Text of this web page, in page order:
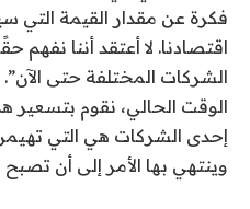
فكرة عن مقدار القيمة التي
اقتصادنا. لا أعتقد أننا
الشركات المختلفة حتى
الوقت الحالي، نقوم بتسعير
إحدى الشركات هي التي
وينتهي بها الأمر إلى أن تصبح